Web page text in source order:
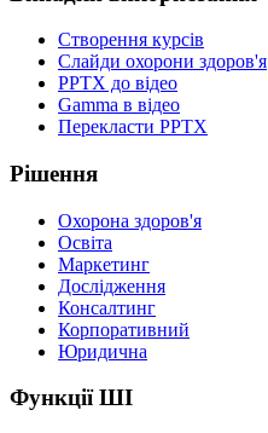
Створення курсів
Слайди охорони здоров'я
PPTX до відео
Gamma в відео
Перекласти PPTX
Рішення
Охорона здоров'я
Освіта
Маркетинг
Дослідження
Консалтинг
Корпоративний
Юридична
Функції ШІ